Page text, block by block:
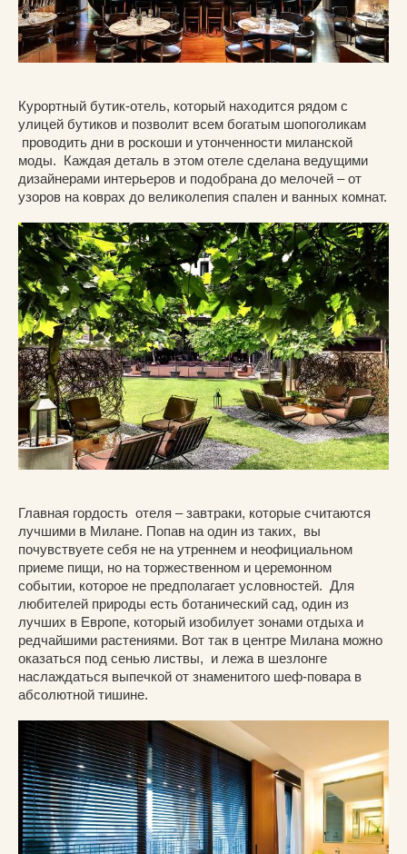
Курортный бутик-отель, который находится рядом с
улицей бутиков и позволит всем богатым шопоголикам
проводить дни в роскоши и утонченности миланской
моды. Каждая деталь в этом отеле сделана ведущими
дизайнерами интерьеров и подобрана до мелочей – от
узоров на коврах до великолепия спален и ванных комнат.
Главная гордость отеля – завтраки, которые считаются
лучшими в Милане. Попав на один из таких, вы
почувствуете себя не на утреннем и неофициальном
приеме пищи, но на торжественном и церемонном
событии, которое не предполагает условностей. Для
любителей природы есть ботанический сад, один из
лучших в Европе, который изобилует зонами отдыха и
редчайшими растениями. Вот так в центре Милана можно
оказаться под сенью листвы, и лежа в шезлонге
наслаждаться выпечкой от знаменитого шеф-повара в
абсолютной тишине.